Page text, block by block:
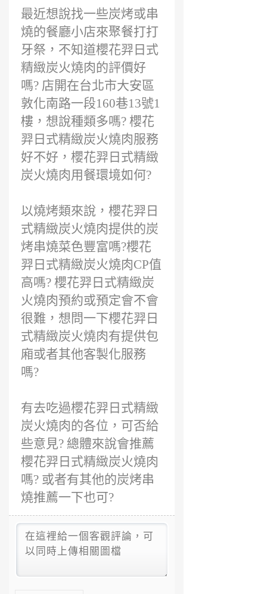
最近想說找一些炭烤或串
燒的餐廳小店來聚餐打打
牙祭，不知道櫻花羿日式
精緻炭火燒肉的評價好
嗎? 店開在台北市大安區
敦化南路一段160巷13號1
樓，想說種類多嗎? 櫻花
羿日式精緻炭火燒肉服務
好不好，櫻花羿日式精緻
炭火燒肉用餐環境如何?
以燒烤類來說，櫻花羿日
式精緻炭火燒肉提供的炭
烤串燒菜色豐富嗎?櫻花
羿日式精緻炭火燒肉CP值
高嗎? 櫻花羿日式精緻炭
火燒肉預約或預定會不會
很難，想問一下櫻花羿日
式精緻炭火燒肉有提供包
廂或者其他客製化服務
嗎?
有去吃過櫻花羿日式精緻
炭火燒肉的各位，可否給
些意見? 總體來說會推薦
櫻花羿日式精緻炭火燒肉
嗎? 或者有其他的炭烤串
燒推薦一下也可?